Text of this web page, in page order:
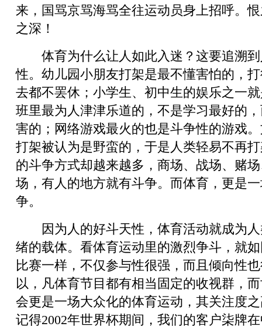
来，国骂京骂海骂全往运动员身上招呼。
之深！
体育为什么让人如此入迷？这要追溯到
性。幼儿园小朋友打架是最不懂害怕的，
去都不罢休；小学生、初中生的娱乐之一
班里最为人津津乐道的，不是学习最好的
害的；网络游戏最火的也是斗争性的游戏
打架被认为是野蛮的，于是人类轻易不再
的斗争方式却越来越多，商场、战场、赌
场，有人的地方就有斗争。而体育，更是
争。
因为人的好斗天性，体育活动就成为人
绪的载体。看体育运动里的激烈争斗，就
比赛一样，不仅参与性很强，而且倾向性
以，凡体育节目都有相当固定的收视群，
会更是一场大众化的体育运动，其关注度
记得2002年世界杯期间，我们的客户柒牌